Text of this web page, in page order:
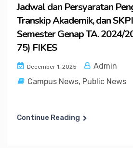
Jadwal dan Persyaratan
Transkip Akademik, dan
Semester Genap TA. 2024/
75) FIKES
December 1, 2025
Admin
Campus News, Public News
Continue Reading